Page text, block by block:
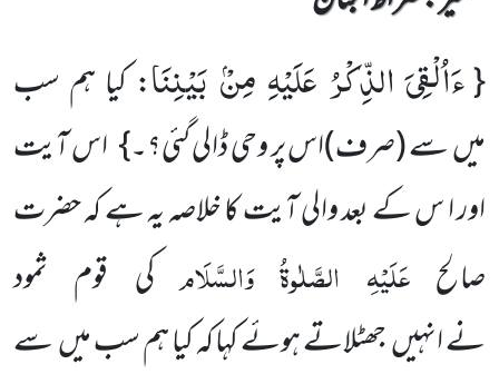
{ءَاُلْقِیَ الذِّكْرُ عَلَیْهِ مِنْۢ بَیْنِنَا: کیا ہم سب
میں سے(صرف)اس پر وحی ڈالی گئی؟۔} اس آیت
اور ا س کے بعدوالی آیت کا خلاصہ یہ ہے کہ حضرت
صالحعَلَیْہِ الصَّلٰوۃُ وَالسَّلَام کی قوم ثمود
نے انہیں جھٹلاتے ہوئے کہا کہ کیا ہم سب میں سے